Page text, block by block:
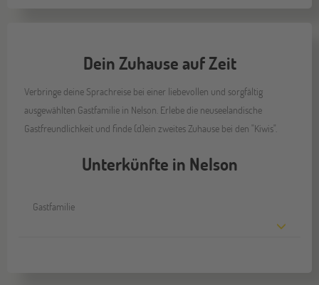
Dein Zuhause auf Zeit
Verbringe deine Sprachreise bei einer liebevollen und sorgfältig
ausgewählten Gastfamilie in Nelson. Erlebe die neuseelandische
Gastfreundlichkeit und finde (d)ein zweites Zuhause bei den "Kiwis".
Unterkünfte in Nelson
Gastfamilie